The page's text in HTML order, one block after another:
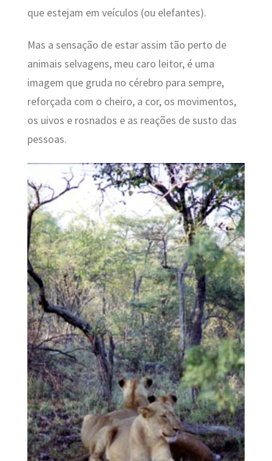
que estejam em veículos (ou elefantes).
Mas a sensação de estar assim tão perto de
animais selvagens, meu caro leitor, é uma
imagem que gruda no cérebro para sempre,
reforçada com o cheiro, a cor, os movimentos,
os uivos e rosnados e as reações de susto das
pessoas.